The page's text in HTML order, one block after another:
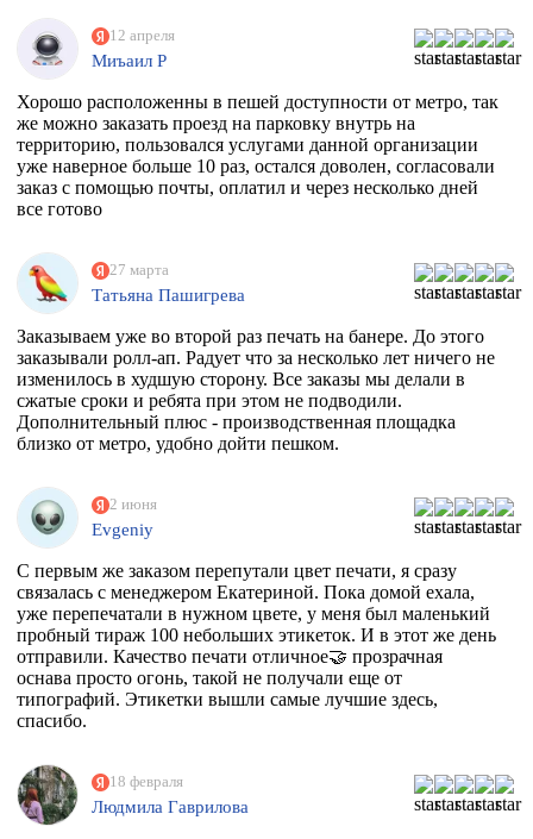
12 апреля
Миъаил Р
Хорошо расположенны в пешей доступности от метро, так
же можно заказать проезд на парковку внутрь на
территорию, пользовался услугами данной организации
уже наверное больше 10 раз, остался доволен, согласовали
заказ с помощью почты, оплатил и через несколько дней
все готово
27 марта
Татьяна Пашигрева
Заказываем уже во второй раз печать на банере. До этого
заказывали ролл-ап. Радует что за несколько лет ничего не
изменилось в худшую сторону. Все заказы мы делали в
сжатые сроки и ребята при этом не подводили.
Дополнительный плюс - производственная площадка
близко от метро, удобно дойти пешком.
2 июня
Evgeniy
С первым же заказом перепутали цвет печати, я сразу
связалась с менеджером Екатериной. Пока домой ехала,
уже перепечатали в нужном цвете, у меня был маленький
пробный тираж 100 небольших этикеток. И в этот же день
отправили. Качество печати отличное🤝 прозрачная
оснава просто огонь, такой не получали еще от
типографий. Этикетки вышли самые лучшие здесь,
спасибо.
18 февраля
Людмила Гаврилова